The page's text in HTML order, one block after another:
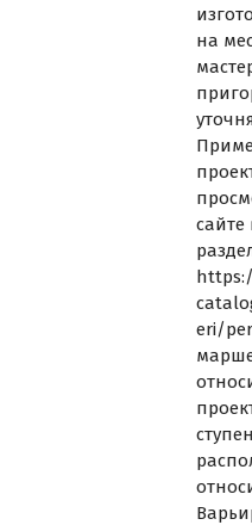
на
сайте
eri/